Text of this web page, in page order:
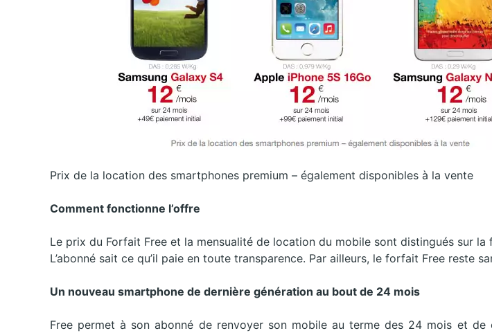
Prix de la location des smartphones premium – également disponibles à la vente
Comment fonctionne l’offre
Le prix du Forfait Free et la mensualité de location du mobile sont distingués sur la
L’abonné sait ce qu’il paie en toute transparence. Par ailleurs, le forfait Free reste
Un nouveau smartphone de dernière génération au bout de 24 mois
Free permet à son abonné de renvoyer son mobile au terme des 24 mois et